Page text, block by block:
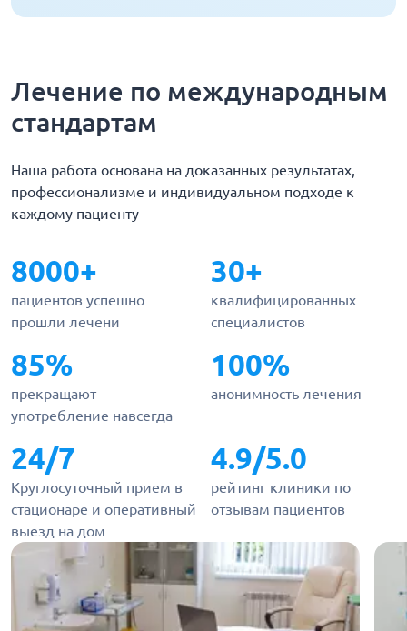
Лечение по международным
стандартам
Наша работа основана на доказанных результатах,
профессионализме и индивидуальном подходе к
каждому пациенту
8000+
пациентов успешно
прошли лечени
30+
квалифицированных
специалистов
85%
прекращают
употребление навсегда
100%
анонимность лечения
24/7
Круглосуточный прием в
стационаре и оперативный
выезд на дом
4.9/5.0
рейтинг клиники по
отзывам пациентов